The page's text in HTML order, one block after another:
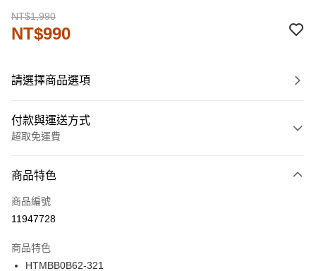
NT$1,990
NT$990
請選擇商品選項
付款與運送方式
超取免運費
信用卡一次付款
LINE Pay
街口支付
商品特色
商品編號
11947728
商品特色
HTMBB0B62-321